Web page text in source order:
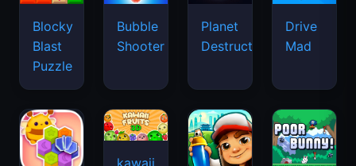
Blocky
Blast
Puzzle
Bubble
Shooter
Planet
Destruction
Drive
Mad